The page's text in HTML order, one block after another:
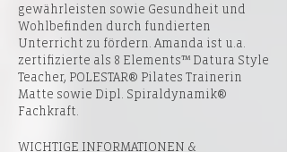
gewährleisten sowie Gesundheit und
Wohlbefinden durch fundierten
Unterricht zu fördern. Amanda ist u.a.
zertifizierte als 8 Elements™ Datura Style
Teacher, POLESTAR® Pilates Trainerin
Matte sowie Dipl. Spiraldynamik®
Fachkraft.
WICHTIGE INFORMATIONEN &